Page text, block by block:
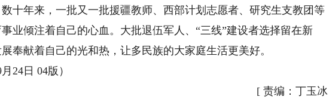
十年来，一批又一批援疆教师、西部计划志愿者、研究生支教团等
业倾注着自己的心血。大批退伍军人、“三线”建设者选择留在新
奉献着自己的光和热，让多民族的大家庭生活更美好。
日 04版）
[ 责编：丁玉冰